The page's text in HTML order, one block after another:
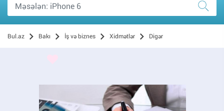
Bul.az Bakı İş və biznes Xidmətlər Digər